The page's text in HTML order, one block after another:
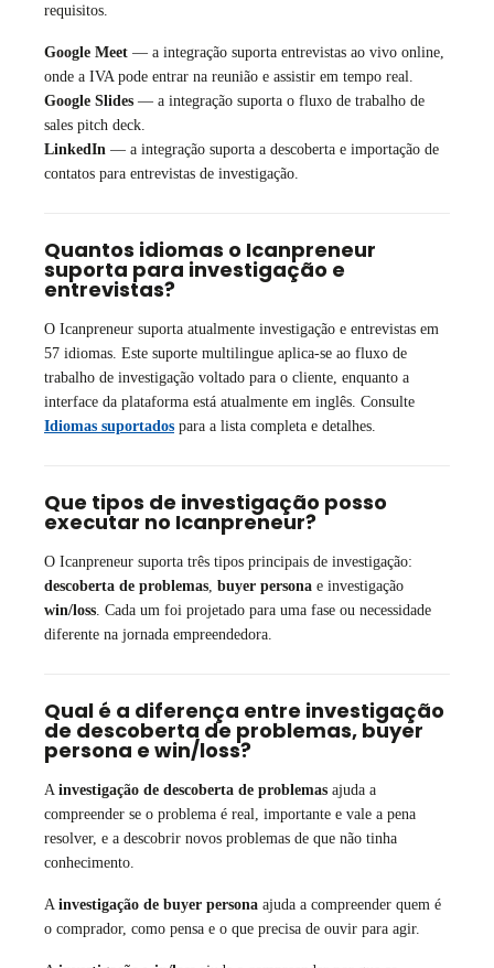
requisitos.
Google Meet — a integração suporta entrevistas ao vivo online,
onde a IVA pode entrar na reunião e assistir em tempo real.
Google Slides — a integração suporta o fluxo de trabalho de
sales pitch deck.
LinkedIn — a integração suporta a descoberta e importação de
contatos para entrevistas de investigação.
Quantos idiomas o Icanpreneur
suporta para investigação e
entrevistas?
O Icanpreneur suporta atualmente investigação e entrevistas em
57 idiomas. Este suporte multilingue aplica-se ao fluxo de
trabalho de investigação voltado para o cliente, enquanto a
interface da plataforma está atualmente em inglês. Consulte
Idiomas suportados para a lista completa e detalhes.
Que tipos de investigação posso
executar no Icanpreneur?
O Icanpreneur suporta três tipos principais de investigação:
descoberta de problemas buyer persona e investigação
win/loss . Cada um foi projetado para uma fase ou necessidade
diferente na jornada empreendedora.
Qual é a diferença entre investigação
de descoberta de problemas, buyer
persona e win/loss?
A investigação de descoberta de problemas ajuda a
compreender se o problema é real, importante e vale a pena
resolver, e a descobrir novos problemas de que não tinha
conhecimento.
A investigação de buyer persona ajuda a compreender quem é
o comprador, como pensa e o que precisa de ouvir para agir.